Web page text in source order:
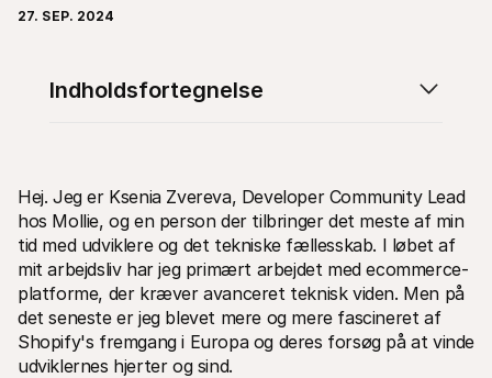
konvertering
Tekniske ressourcer
Udviklerportal
Opdag udviklerressourcer og opdateringer
27. SEP. 2024
Hej. Jeg er Ksenia Zvereva, Developer Community Lead
hos Mollie, og en person der tilbringer det meste af min
tid med udviklere og det tekniske fællesskab. I løbet af
mit arbejdsliv har jeg primært arbejdet med ecommerce-
platforme, der kræver avanceret teknisk viden. Men på
det seneste er jeg blevet mere og mere fascineret af
Shopify's fremgang i Europa og deres forsøg på at vinde
udviklernes hjerter og sind.
Indholdsfortegnelse